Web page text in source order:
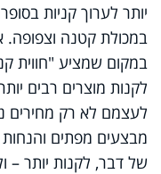
יותר לערוך קניות
במכולת קטנה וצפופה.
במקום שמציע "חווית
לקנות מוצרים רבים
לעצמם לא רק מחירים
מבצעים מפתים והנחות
של דבר, לקנות יותר –